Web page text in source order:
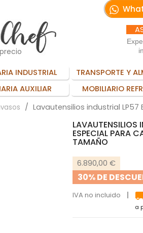
INDUSTRIAL TRANSPORTE Y
AUXILIAR MOBILIARIO
Lavautensilios industrial
LAVAUTENSILIOS
ESPECIAL PARA
TAMAÑO
6.890,00 €
30% DE
IVA no incluido
a